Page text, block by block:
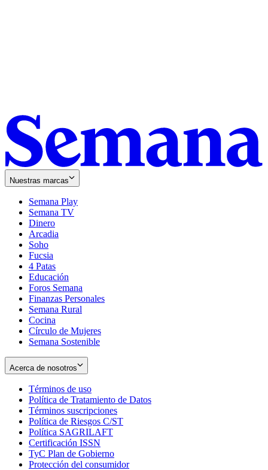
Nuestras marcas
Semana Play
Semana TV
Dinero
Arcadia
Soho
in
new
window
Fucsia
in
new
window
4 Patas
Educación
Foros Semana
Finanzas Personales
Semana Rural
Cocina
Círculo de Mujeres
Semana Sostenible
Acerca de nosotros
Términos de uso
in
new
window
Política de Tratamiento de Datos
Términos suscripciones
in
Política de Riesgos C/ST
Política SAGRILAFT
new
window
Certificación ISSN
in
new
TyC Plan de Gobierno
in
Protección del consumidorOpens